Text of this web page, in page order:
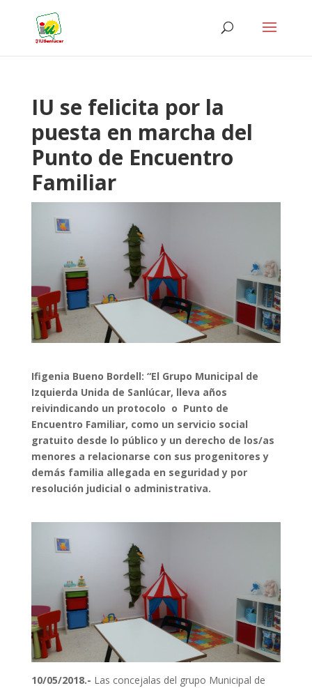
IU se felicita por la
puesta en marcha del
Punto de Encuentro
Familiar
Ifigenia Bueno Bordell: “El Grupo Municipal de
Izquierda Unida de Sanlúcar, lleva años
reivindicando un protocolo o Punto de
Encuentro Familiar, como un servicio social
gratuito desde lo público y un derecho de los/as
menores a relacionarse con sus progenitores y
demás familia allegada en seguridad y por
resolución judicial o administrativa.
10/05/2018.- Las concejalas del grupo Municipal de